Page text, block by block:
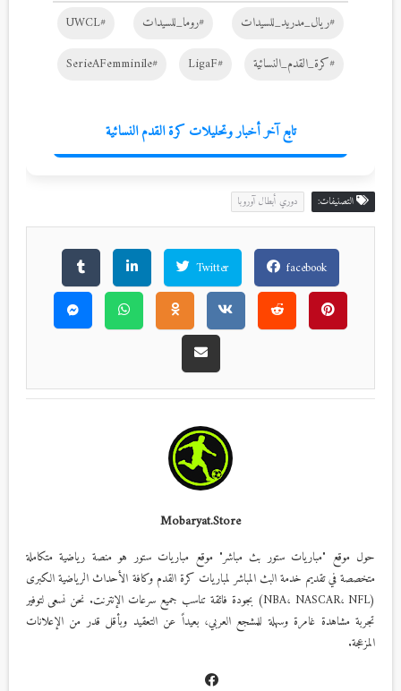
#ريال_مدريد_للسيدات #روما_للسيدات
#UWCL
#كرة_القدم_النسائية
#LigaF
#SerieAFemminile
تابع آخر أخبار وتحليلات كرة القدم النسائية
التصنيفات: دوري أبطال آوروبا
facebook
Twitter
Mobaryat.store
حول موقع "مباريات ستور بث مباشر" موقع مباريات ستور هو منصة رياضية متكاملة
متخصصة في تقديم خدمة البث المباشر لمباريات كرة القدم وكافة الأحداث الرياضية الكبرى
(NBA، NASCAR، NFL) بجودة فائقة تناسب جميع سرعات الإنترنت. نحن نسعى لتوفير
تجربة مشاهدة غامرة وسهلة للمشجع العربي، بعيداً عن التعقيد وبأقل قدر من الإعلانات
المزعجة.